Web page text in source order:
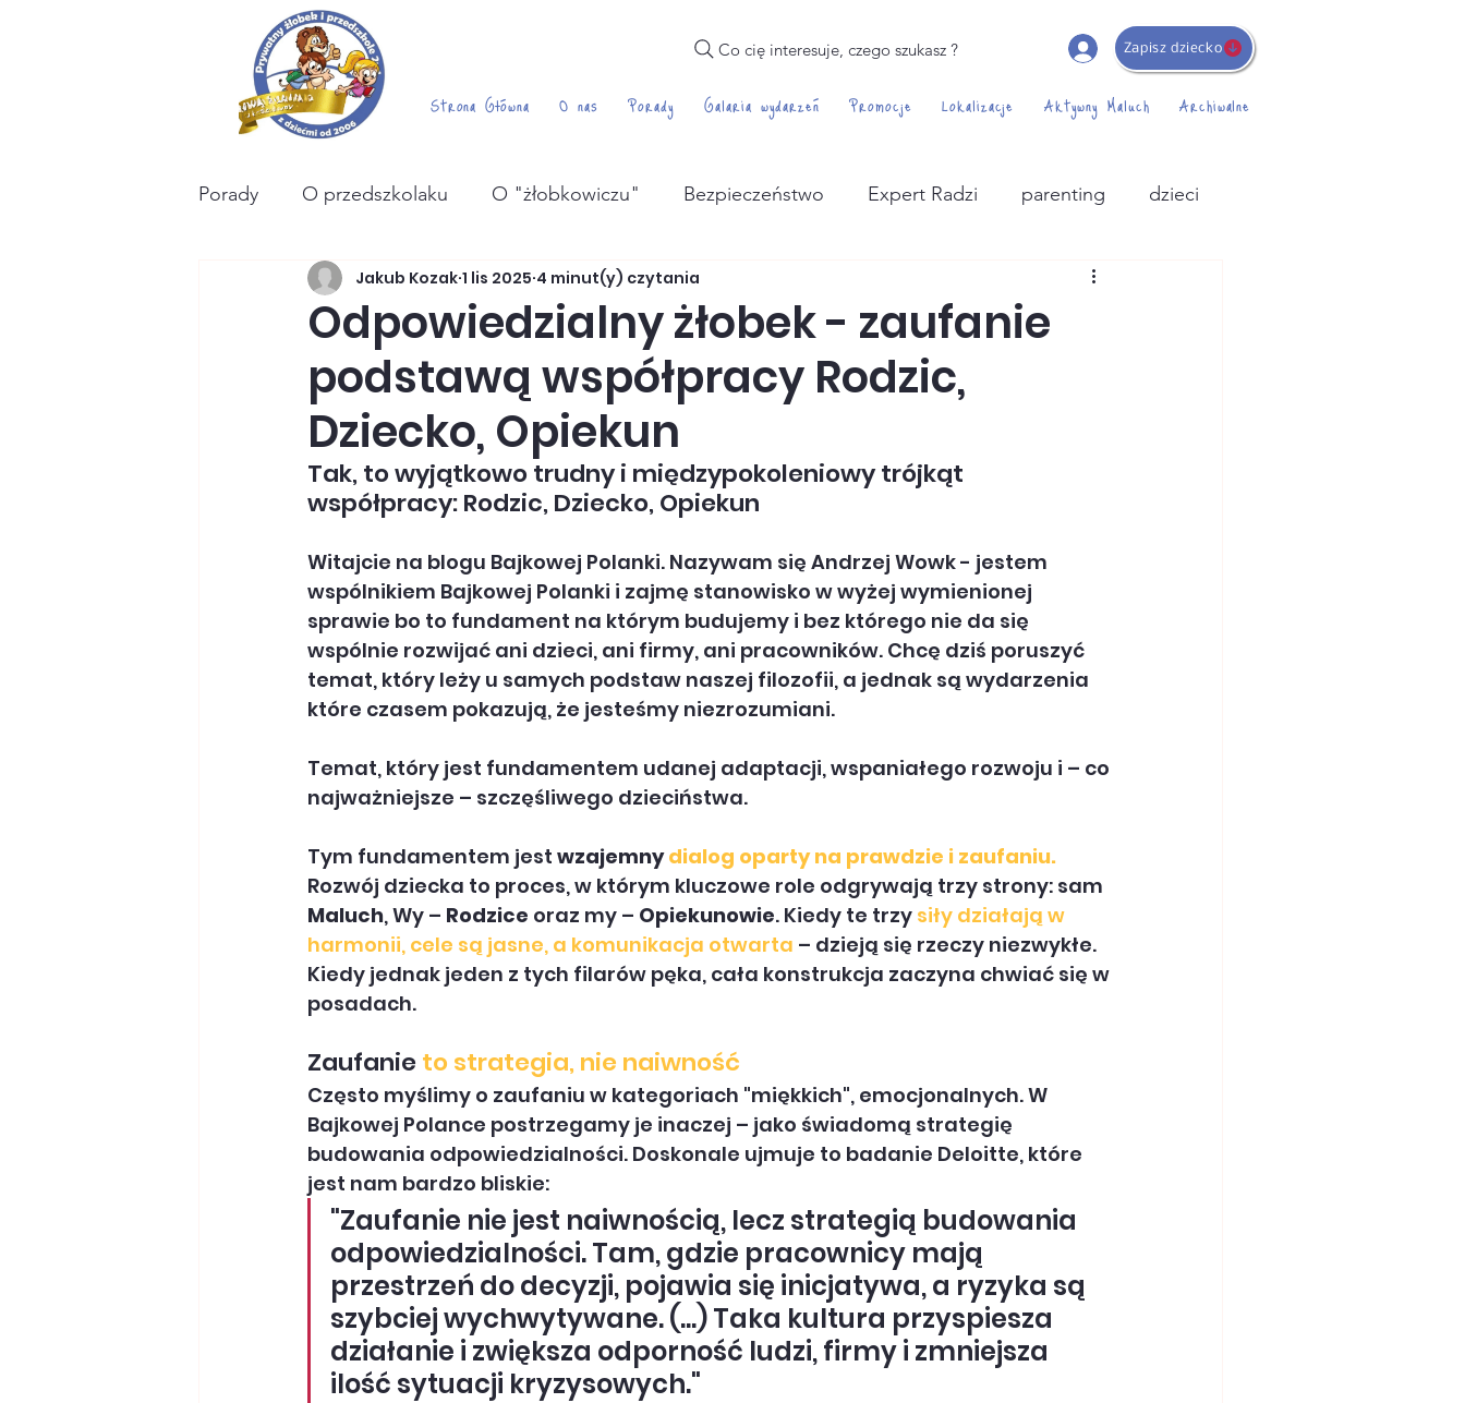
Co cię interesuje, czego szukasz ? Zapisz dziecko
Strona Główna O nas Porady Galaria wydarzeń Promocje Lokalizacje Aktywny Maluch Archiwalne
Porady O przedszkolaku O "żłobkowiczu" Bezpieczeństwo Expert Radzi parenting dzieci
biznesowo poród+ żywienie
Odpowiedzialny żłobek - zaufanie
podstawą współpracy Rodzic,
Dziecko, Opiekun
Jakub Kozak 1 lis 2025 4 minut(y) czytania
Tak, to wyjątkowo trudny i międzypokoleniowy trójkąt
współpracy: Rodzic, Dziecko, Opiekun
Witajcie na blogu Bajkowej Polanki. Nazywam się Andrzej Wowk - jestem
wspólnikiem Bajkowej Polanki i zajmę stanowisko w wyżej wymienionej
sprawie bo to fundament na którym budujemy i bez którego nie da się
wspólnie rozwijać ani dzieci, ani firmy, ani pracowników. Chcę dziś poruszyć
temat, który leży u samych podstaw naszej filozofii, a jednak są wydarzenia
które czasem pokazują, że jesteśmy niezrozumiani.
Temat, który jest fundamentem udanej adaptacji, wspaniałego rozwoju i – co
najważniejsze – szczęśliwego dzieciństwa.
Tym fundamentem jest wzajemny dialog oparty na prawdzie i zaufaniu.
Rozwój dziecka to proces, w którym kluczowe role odgrywają trzy strony: sam
Maluch, Wy – Rodzice oraz my – Opiekunowie. Kiedy te trzy siły działają w
harmonii, cele są jasne, a komunikacja otwarta – dzieją się rzeczy niezwykłe.
Kiedy jednak jeden z tych filarów pęka, cała konstrukcja zaczyna chwiać się w
posadach.
Zaufanie to strategia, nie naiwność
Często myślimy o zaufaniu w kategoriach "miękkich", emocjonalnych. W
Bajkowej Polance postrzegamy je inaczej – jako świadomą strategię
budowania odpowiedzialności. Doskonale ujmuje to badanie Deloitte, które
jest nam bardzo bliskie:
"Zaufanie nie jest naiwnością, lecz strategią budowania
odpowiedzialności. Tam, gdzie pracownicy mają
przestrzeń do decyzji, pojawia się inicjatywa, a ryzyka są
szybciej wychwytywane. (...) Taka kultura przyspiesza
działanie i zwiększa odporność ludzi, firmy i zmniejsza
ilość sytuacji kryzysowych."